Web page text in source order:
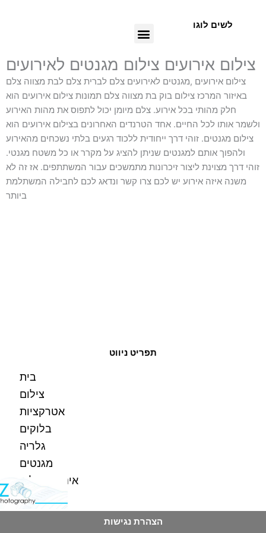
Menu לשים לוגו
צילום אירועים צילום מגנטים לאירועים
צילום אירועים ,מגנטים לאירועים צלם לברית צלם לבת מצווה צלם
באיזור המרכז צילום בוק בת מצווה צלם תמונות צילום אירועים הוא
חלק מהותי בכל אירוע. צלם מיומן יכול לתפוס את מהות האירוע
ולשמר אותו לכל החיים. אחד הטרנדים האחרונים בצילום אירועים הוא
צילום מגנטים. זוהי דרך ייחודית ללכוד רגעים בלתי נשכחים מהאירוע
ולהפוך אותם למגנטים שניתן להציג על מקרר או כל משטח מגנטי.
זוהי דרך מצוינת ליצור זיכרונות מתמשכים עבור המשתתפים. אז זה לא
משנה איזה אירוע יש לכם צרו קשר ונדאג לכם לחבילה המשתלמת
ביותר
תפריט ניווט
בית
צילום
אטרקציות
בלוקים
גלריה
מגנטים
אינסטה בלוק
צור קשר
הצהרת נגישות